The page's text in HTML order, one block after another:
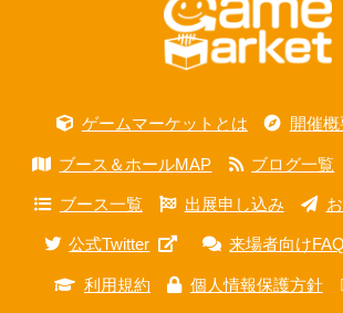
ゲームマーケットとは 開催
ブース＆ホールMAP ブログ一覧
ブース一覧 出展申し込み
公式Twitter 来場者向けFAQ
利用規約 個人情報保護方針